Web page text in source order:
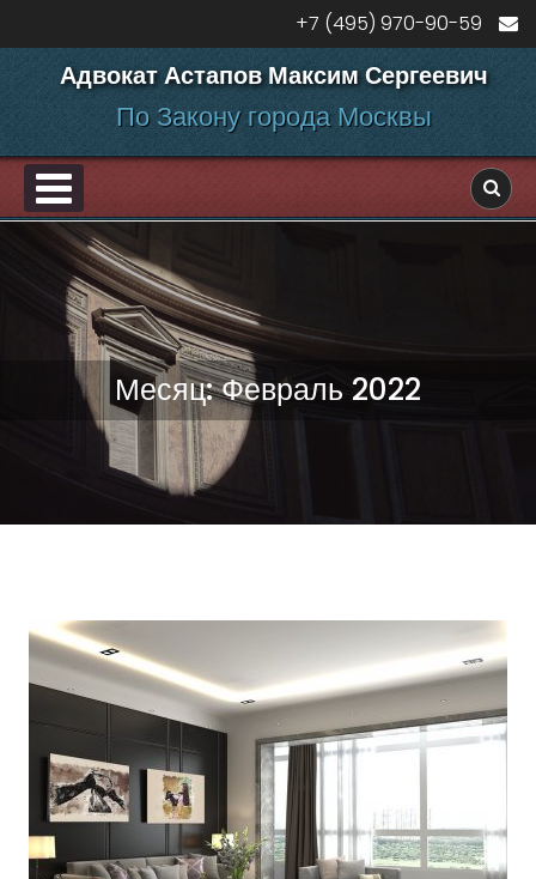
+7 (495) 970-90-59
Адвокат Астапов Максим Сергеевич
По Закону города Москвы
Месяц:Февраль 2022